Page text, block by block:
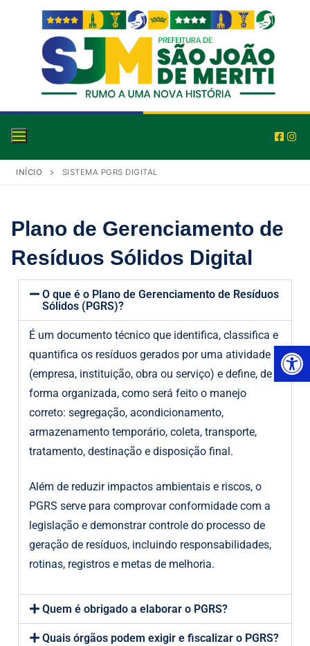
INÍCIO SISTEMA PGRS DIGITAL
Plano de Gerenciamento de
Resíduos Sólidos Digital
O que é o Plano de Gerenciamento de Resíduos
Sólidos (PGRS)?
É um documento técnico que identifica, classifica e
quantifica os resíduos gerados por uma atividade
(empresa, instituição, obra ou serviço) e define, de
forma organizada, como será feito o manejo
correto: segregação, acondicionamento,
armazenamento temporário, coleta, transporte,
tratamento, destinação e disposição final.
Além de reduzir impactos ambientais e riscos, o
PGRS serve para comprovar conformidade com a
legislação e demonstrar controle do processo de
geração de resíduos, incluindo responsabilidades,
rotinas, registros e metas de melhoria.
Quem é obrigado a elaborar o PGRS?
Quais órgãos podem exigir e fiscalizar o PGRS?